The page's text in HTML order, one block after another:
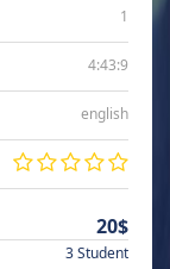
1
4:43:9
english
20$
3 Student